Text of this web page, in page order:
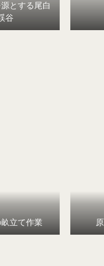
とする尾白
谷
立て作業